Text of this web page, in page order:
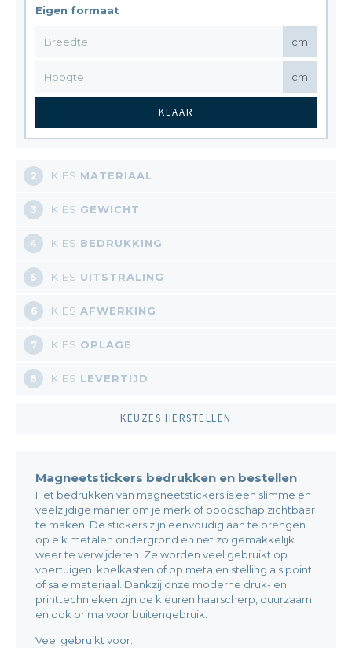
Eigen formaat
cm
cm
KLAAR
2 KIES MATERIAAL
3 KIES GEWICHT
4 KIES BEDRUKKING
5 KIES UITSTRALING
6 KIES AFWERKING
7 KIES OPLAGE
8 KIES LEVERTIJD
KEUZES HERSTELLEN
Magneetstickers bedrukken en bestellen
Het bedrukken van magneetstickers is een slimme en
veelzijdige manier om je merk of boodschap zichtbaar
te maken. De stickers zijn eenvoudig aan te brengen
op elk metalen ondergrond en net zo gemakkelijk
weer te verwijderen. Ze worden veel gebruikt op
voertuigen, koelkasten of op metalen stelling als point
of sale materiaal. Dankzij onze moderne druk- en
printtechnieken zijn de kleuren haarscherp, duurzaam
en ook prima voor buitengebruik.
Veel gebruikt voor: